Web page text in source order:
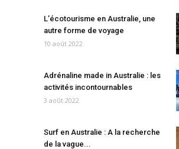
L’écotourisme en Australie, une
autre forme de voyage
10 août 2022
Adrénaline made in Australie : les
activités incontournables
3 août 2022
Surf en Australie : A la recherche
de la vague...